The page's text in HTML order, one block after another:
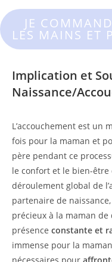
JE
LES MAINS ET
Implication et
Naissance/
L’accouchement est un
fois pour la maman et
père pendant ce
le confort et le bien-être
déroulement global de
partenaire de
précieux à la maman de
présence constante et
immense pour la